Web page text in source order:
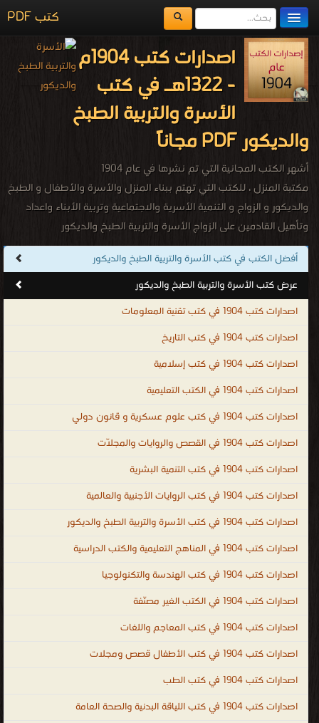
كتب PDF
مكتبة الكتب
المكتبات
يُقرأ حالياً
الفهرس
اصدارات كتب 1904م
- 1322هـ في كتب
الأسرة والتربية الطبخ
والديكور PDF مجاناً
أشهر الكتب المجانية التي تم نشرها في عام 1904
مكتبة المنزل ، للكتب التي تهتم ببناء المنزل والأسرة والأطفال و الطبخ
والديكور و الزواج و التنمية الأسرية والاجتماعية وتربية الأبناء واعداد
وتأهيل القادمين على الزواج الأسرة والتربية الطبخ والديكور
.
أفضل الكتب في كتب الأسرة والتربية الطبخ والديكور
عرض كتب الأسرة والتربية الطبخ والديكور
اصدارات كتب 1904 في كتب تقنية المعلومات
اصدارات كتب 1904 في كتب التاريخ
اصدارات كتب 1904 في كتب إسلامية
اصدارات كتب 1904 في الكتب التعليمية
اصدارات كتب 1904 في كتب علوم عسكرية و قانون دولي
اصدارات كتب 1904 في القصص والروايات والمجلّات
اصدارات كتب 1904 في كتب التنمية البشرية
اصدارات كتب 1904 في كتب الروايات الأجنبية والعالمية
اصدارات كتب 1904 في كتب الأسرة والتربية الطبخ والديكور
اصدارات كتب 1904 في المناهج التعليمية والكتب الدراسية
اصدارات كتب 1904 في كتب الهندسة والتكنولوجيا
اصدارات كتب 1904 في الكتب الغير مصنّفة
اصدارات كتب 1904 في كتب المعاجم واللغات
اصدارات كتب 1904 في كتب الأطفال قصص ومجلات
اصدارات كتب 1904 في كتب الطب
اصدارات كتب 1904 في كتب اللياقة البدنية والصحة العامة